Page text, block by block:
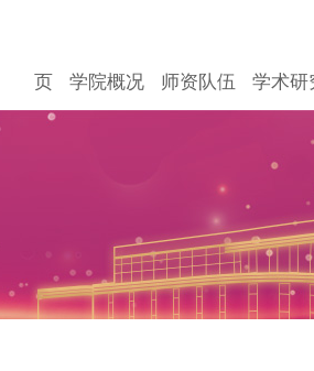
页 学院概况 师资队伍 学术研